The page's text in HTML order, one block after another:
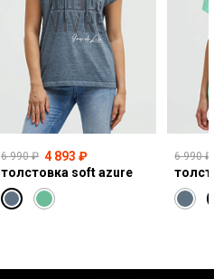
6 990 ₽ 4 893 ₽
толстовка soft azure
6 990 ₽